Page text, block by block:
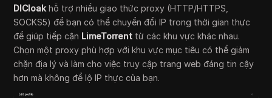
DICloak hỗ trợ nhiều giao thức proxy (HTTP/HTTPS,
SOCKS5) để bạn có thể chuyển đổi IP trong thời gian thực
để giúp tiếp cận LimeTorrent từ các khu vực khác nhau.
Chọn một proxy phù hợp với khu vực mục tiêu có thể giảm
chặn địa lý và làm cho việc truy cập trang web đáng tin cậy
hơn mà không để lộ IP thực của bạn.